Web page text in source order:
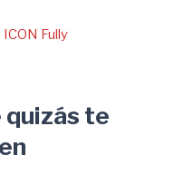
Fully
te